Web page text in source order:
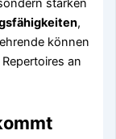
stärken
,
können
an